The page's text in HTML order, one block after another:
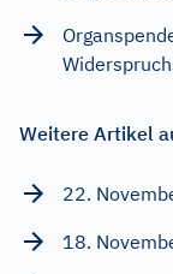
Weitere Artikel
22.
18.